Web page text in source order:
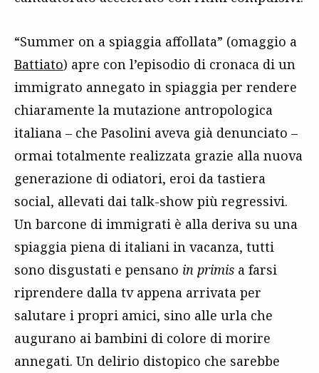
“Summer on a spiaggia affollata” (omaggio a
Battiato) apre con l’episodio di cronaca di un
immigrato annegato in spiaggia per rendere
chiaramente la mutazione antropologica
italiana – che Pasolini aveva già denunciato –
ormai totalmente realizzata grazie alla nuova
generazione di odiatori, eroi da tastiera
social, allevati dai talk-show più regressivi.
Un barcone di immigrati è alla deriva su una
spiaggia piena di italiani in vacanza, tutti
sono disgustati e pensano in primis a farsi
riprendere dalla tv appena arrivata per
salutare i propri amici, sino alle urla che
augurano ai bambini di colore di morire
annegati. Un delirio distopico che sarebbe